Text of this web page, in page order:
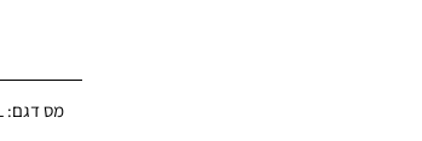
מס דגם: